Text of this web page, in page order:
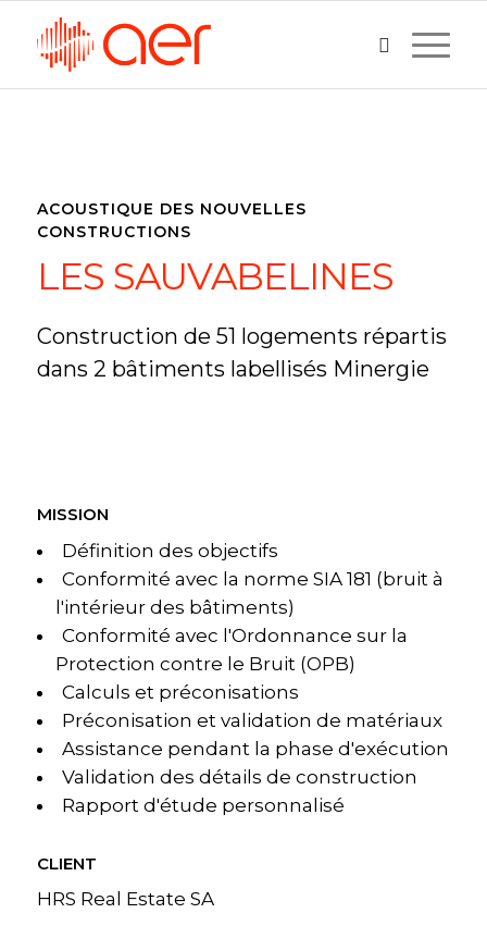
ACOUSTIQUE DES NOUVELLES
CONSTRUCTIONS
LES SAUVABELINES
Construction de 51 logements répartis
dans 2 bâtiments labellisés Minergie
MISSION
Définition des objectifs
Conformité avec la norme SIA 181 (bruit à
l'intérieur des bâtiments)
Conformité avec l'Ordonnance sur la
Protection contre le Bruit (OPB)
Calculs et préconisations
Préconisation et validation de matériaux
Assistance pendant la phase d'exécution
Validation des détails de construction
Rapport d'étude personnalisé
CLIENT
HRS Real Estate SA